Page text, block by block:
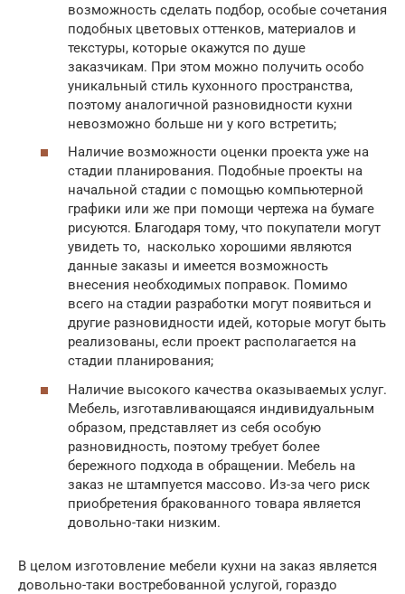
возможность сделать подбор, особые сочетания
подобных цветовых оттенков, материалов и
текстуры, которые окажутся по душе
заказчикам. При этом можно получить особо
уникальный стиль кухонного пространства,
поэтому аналогичной разновидности кухни
невозможно больше ни у кого встретить;
Наличие возможности оценки проекта уже на
стадии планирования. Подобные проекты на
начальной стадии с помощью компьютерной
графики или же при помощи чертежа на бумаге
рисуются. Благодаря тому, что покупатели могут
увидеть то, насколько хорошими являются
данные заказы и имеется возможность
внесения необходимых поправок. Помимо
всего на стадии разработки могут появиться и
другие разновидности идей, которые могут быть
реализованы, если проект располагается на
стадии планирования;
Наличие высокого качества оказываемых услуг.
Мебель, изготавливающаяся индивидуальным
образом, представляет из себя особую
разновидность, поэтому требует более
бережного подхода в обращении. Мебель на
заказ не штампуется массово. Из-за чего риск
приобретения бракованного товара является
довольно-таки низким.
В целом изготовление мебели кухни на заказ является
довольно-таки востребованной услугой, гораздо